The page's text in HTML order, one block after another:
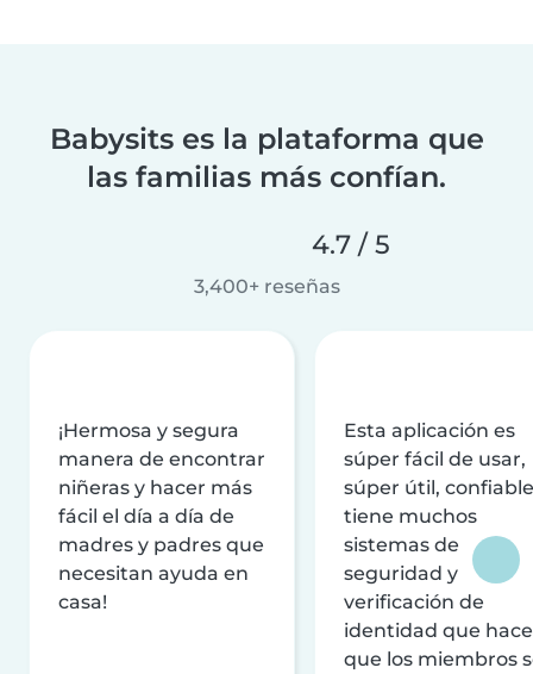
Babysits es la plataforma que
las familias más confían.
4.7 / 5
3,400+ reseñas
¡Hermosa y segura
manera de encontrar
niñeras y hacer más
fácil el día a día de
madres y padres que
necesitan ayuda en
casa!
Esta aplicación es
súper fácil de usar,
súper útil,
tiene muchos
sistemas de
seguridad y
verificación de
identidad que
que los miembros